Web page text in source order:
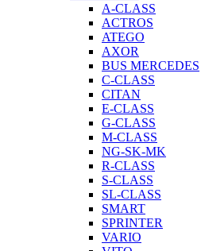
A-CLASS
ACTROS
ATEGO
AXOR
BUS MERCEDES
C-CLASS
CITAN
E-CLASS
G-CLASS
M-CLASS
NG-SK-MK
R-CLASS
S-CLASS
SL-CLASS
SMART
SPRINTER
VARIO